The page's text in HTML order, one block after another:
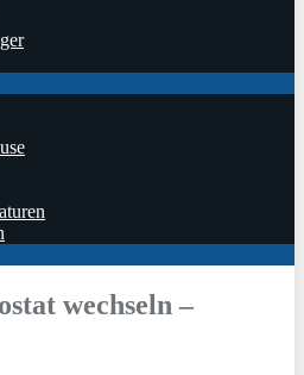
wechseln –